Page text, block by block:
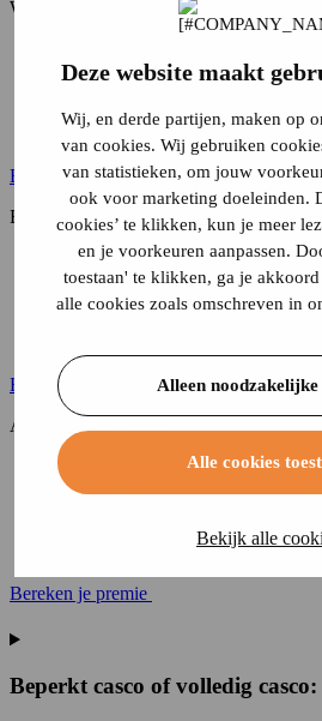
Deze website maakt
Wij, en derde partijen, maken op
van cookies. Wij gebruiken
van statistieken, om jouw
ook voor marketing doeleinden.
cookies’ te klikken, kun je meer
en je voorkeuren aanpassen.
toestaan' te klikken, ga je
alle cookies zoals omschreven in
Alleen noodzakelijke
Alle cookies
Bekijk alle
WA (verplicht)
Diefstal, joyriding en vermissing
Schade door brand of
Eigen schade door een aanrijding
Bereken je premie
Beperkt casco
Schade aan anderen
Diefstal, joyriding en vermissing
Ruitschade
Bereken je premie
All Risk (WA+Casco)
Schade aan anderen
Diefstal, joyriding en vermissing
Schade door brand of
Eigen schade door een aanrijding
Bereken je premie
Beperkt casco of volledig